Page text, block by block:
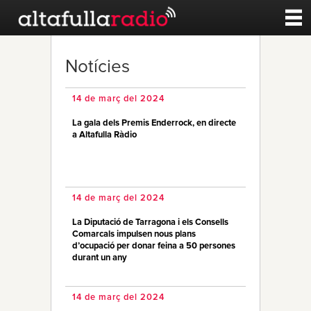
Qui Som
Notícies
14 de març del 2024
La gala dels Premis Enderrock, en directe
a Altafulla Ràdio
14 de març del 2024
La Diputació de Tarragona i els Consells
Comarcals impulsen nous plans
d’ocupació per donar feina a 50 persones
durant un any
14 de març del 2024